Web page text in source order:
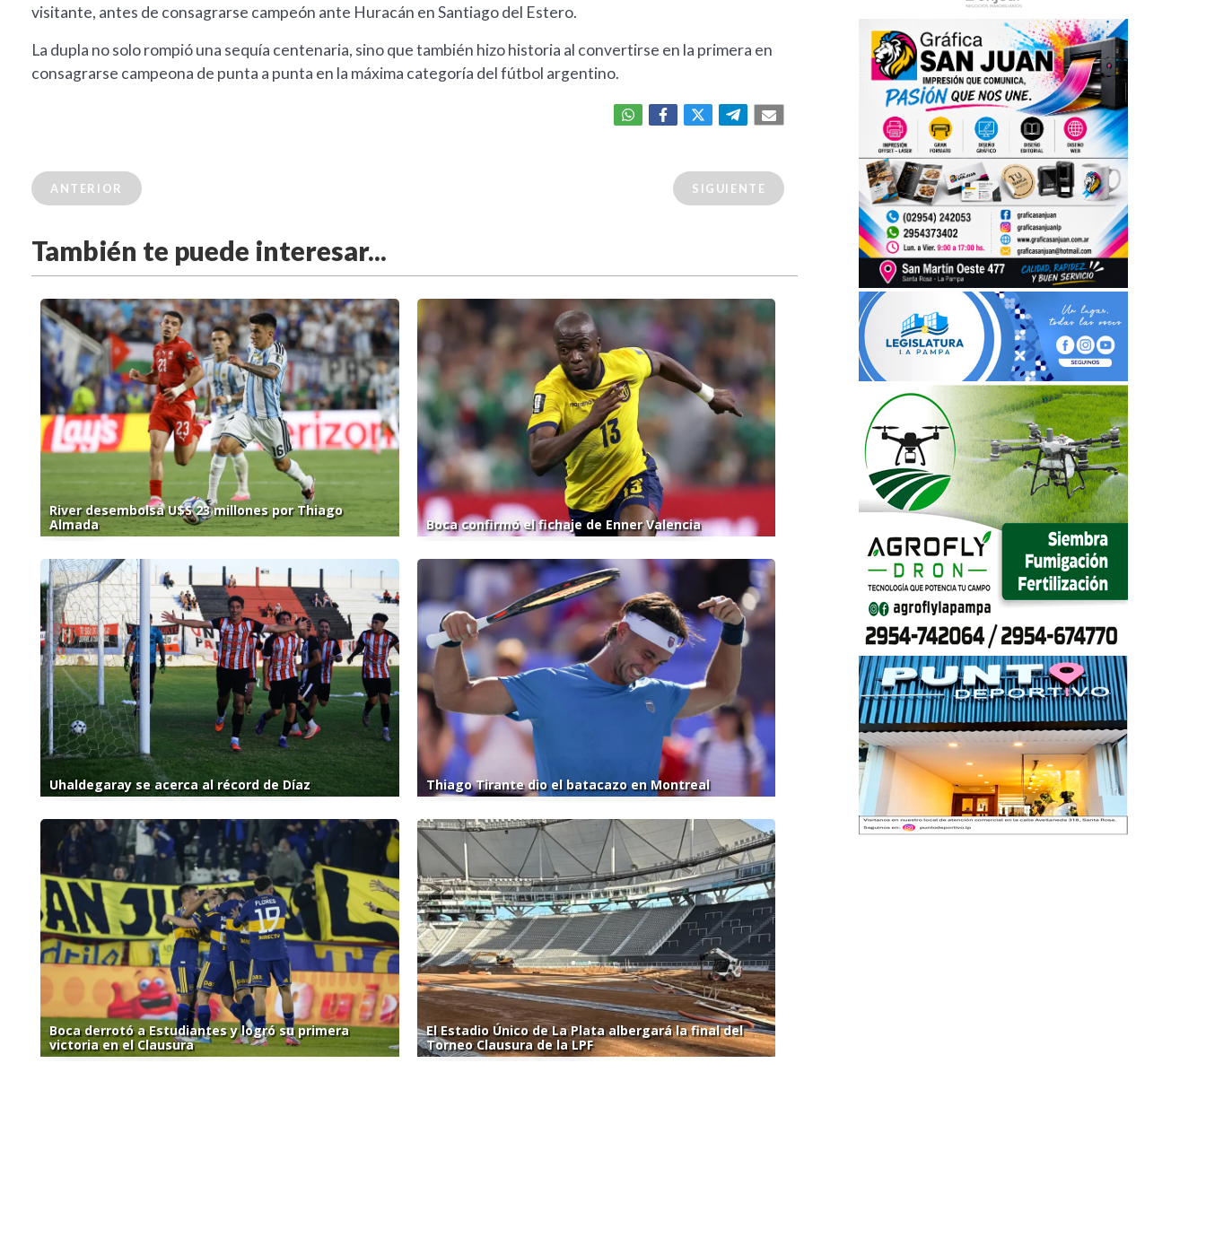
visitante, antes de consagrarse campeón ante Huracán en Santiago del Estero.
La dupla no solo rompió una sequía centenaria, sino que también hizo historia al convertirse en la primera en
consagrarse campeona de punta a punta en la máxima categoría del fútbol argentino.
ANTERIOR SIGUIENTE
También te puede interesar...
River desembolsa U$S 23 millones por Thiago
Almada
Boca confirmó el fichaje de Enner Valencia
Uhaldegaray se acerca al récord de Díaz Thiago Tirante dio el batacazo en Montreal
Boca derrotó a Estudiantes y logró su primera
victoria en el Clausura
El Estadio Único de La Plata albergará la final del
Torneo Clausura de la LPF